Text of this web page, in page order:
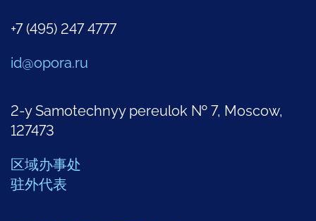
+7 (495) 247 4777
id@opora.ru
2-y Samotechnyy pereulok № 7, Moscow,
127473
区域办事处
驻外代表